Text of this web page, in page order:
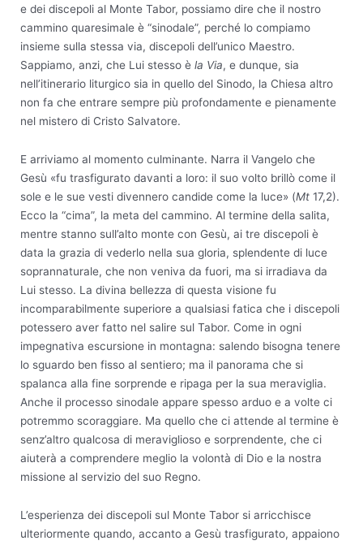
e dei discepoli al Monte Tabor, possiamo dire che il nostro
cammino quaresimale è “sinodale”, perché lo compiamo
insieme sulla stessa via, discepoli dell’unico Maestro.
Sappiamo, anzi, che Lui stesso è la Via, e dunque, sia
nell’itinerario liturgico sia in quello del Sinodo, la Chiesa altro
non fa che entrare sempre più profondamente e pienamente
nel mistero di Cristo Salvatore.
E arriviamo al momento culminante. Narra il Vangelo che
Gesù «fu trasfigurato davanti a loro: il suo volto brillò come il
sole e le sue vesti divennero candide come la luce» (Mt 17,2).
Ecco la “cima”, la meta del cammino. Al termine della salita,
mentre stanno sull’alto monte con Gesù, ai tre discepoli è
data la grazia di vederlo nella sua gloria, splendente di luce
soprannaturale, che non veniva da fuori, ma si irradiava da
Lui stesso. La divina bellezza di questa visione fu
incomparabilmente superiore a qualsiasi fatica che i discepoli
potessero aver fatto nel salire sul Tabor. Come in ogni
impegnativa escursione in montagna: salendo bisogna tenere
lo sguardo ben fisso al sentiero; ma il panorama che si
spalanca alla fine sorprende e ripaga per la sua meraviglia.
Anche il processo sinodale appare spesso arduo e a volte ci
potremmo scoraggiare. Ma quello che ci attende al termine è
senz’altro qualcosa di meraviglioso e sorprendente, che ci
aiuterà a comprendere meglio la volontà di Dio e la nostra
missione al servizio del suo Regno.
L’esperienza dei discepoli sul Monte Tabor si arricchisce
ulteriormente quando, accanto a Gesù trasfigurato, appaiono